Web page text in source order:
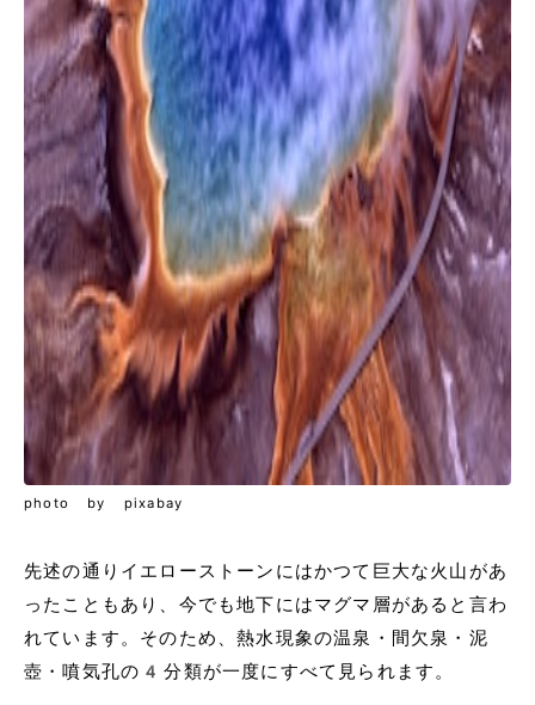
photo by pixabay
先述の通りイエローストーンにはかつて巨大な火山があ
ったこともあり、今でも地下にはマグマ層があると言わ
れています。そのため、熱水現象の温泉・間欠泉・泥
壺・噴気孔の4分類が一度にすべて見られます。